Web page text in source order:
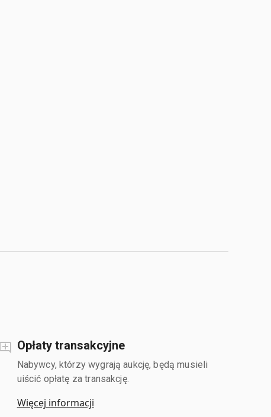
Opłaty transakcyjne
Nabywcy, którzy wygrają aukcję, będą musieli
uiścić opłatę za transakcję.
Więcej informacji